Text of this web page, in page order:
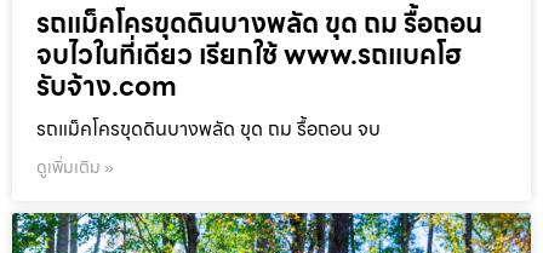
รถแม็คโครขุดดินบางพลัด ขุด ถม รื้อถอน
จบไวในที่เดียว เรียกใช้ www.รถแบคโฮ
รับจ้าง.com
รถแม็คโครขุดดินบางพลัด ขุด ถม รื้อถอน จบ
ดูเพิ่มเติม »